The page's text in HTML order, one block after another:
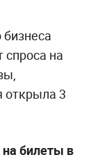
спроса на
открыла 3
на билеты в